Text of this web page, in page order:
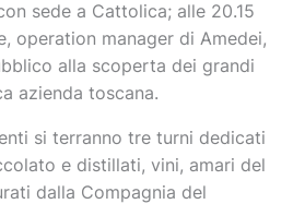
sede a Cattolica; alle 20.15
operation manager di Amedei,
alla scoperta dei grandi
azienda toscana.
si terranno tre turni dedicati
e distillati, vini, amari del
dalla Compagnia del